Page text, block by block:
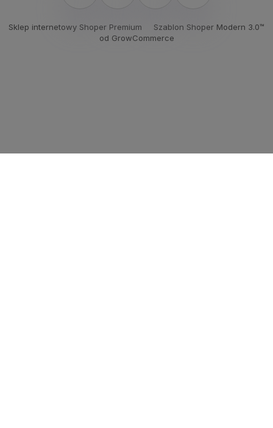
Sklep internetowy Shoper Premium
Szablon Shoper Modern 3.0™
od GrowCommerce